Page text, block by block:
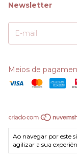
Ao navegar por este
agilizar a sua
Newsletter
Meios de
Copyright LA ODORE
direitos reservados.